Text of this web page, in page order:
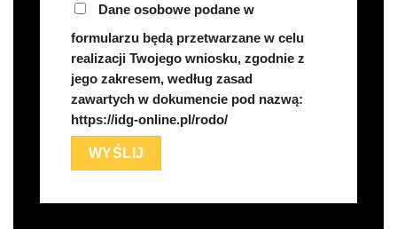
Dane osobowe podane w
formularzu będą przetwarzane w celu
realizacji Twojego wniosku, zgodnie z
jego zakresem, według zasad
zawartych w dokumencie pod nazwą:
https://idg-online.pl/rodo/